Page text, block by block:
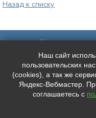
Назад к списку
Наш адрес:
Санкт-Петербург,
Каменноостровский пр. 61/2,
арку со стороны улицы
Режим работы: пн - пт: 10:00 -
Мы в социальных сетях:
Наш сайт
пользовательских
(cookies), а так же
Яндекс-Вебмастер.
соглашаетесь с